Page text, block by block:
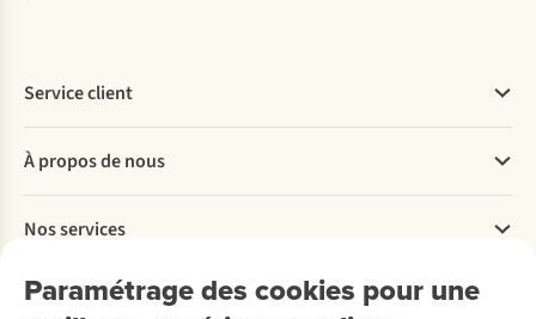
Paramétrage des cookies pour une
Service client
Commander
Payer
Livraison
Rétractation d'une commande
À propos de nous
Explore More
À propos d’Ayacucho
Nos services
Location / Location sports d’hiver
Seconde-main
Découvrez